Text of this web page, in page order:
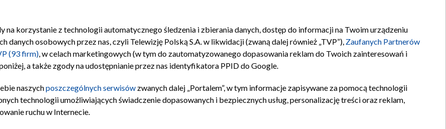
Polityka prywatności Moje zgody Pomoc Biuro reklamy Kontakt
korzystanie z technologii automatycznego śledzenia i zbierania danych, dostęp do informacji na Twoim urządzeniu
osobowych przez nas, czyli Telewizję Polską S.A. w likwidacji (zwaną dalej również „TVP”), Zaufanych Partnerów
(93 firm), w celach marketingowych (w tym do zautomatyzowanego dopasowania reklam do Twoich zainteresowań i
a także zgody na udostępnianie przez nas identyfikatora PPID do Google.
naszychposzczególnych serwisów zwanych dalej „Portalem”, w tym informacje zapisywane za pomocą technologii
technologii umożliwiających świadczenie dopasowanych i bezpiecznych usług, personalizację treści oraz reklam,
ruchu w Internecie.